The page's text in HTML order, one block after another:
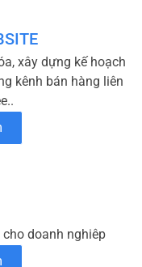
xây dựng kế hoạch
kênh bán hàng liên
doanh nghiêp